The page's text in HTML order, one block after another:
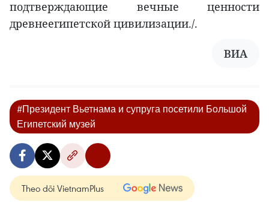
подтверждающие вечные ценности
древнеегипетской цивилизации./.
ВИА
#Президент Вьетнама и супруга посетили Большой
Египетский музей
Theo dõi VietnamPlus